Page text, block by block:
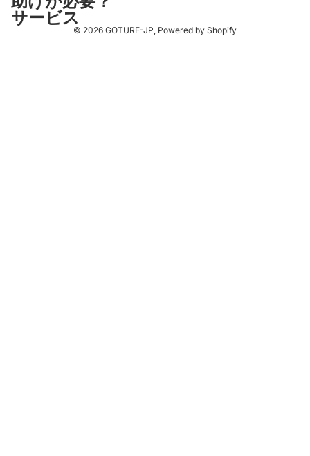
サービス
© 2026 GOTURE-JP, Powered by Shopify